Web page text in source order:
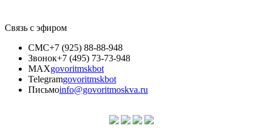
Связь с эфиром
СМС+7 (925) 88-88-948
Звонок+7 (495) 73-73-948
MAXgovoritmskbot
Telegramgovoritmskbot
Письмоinfo@govoritmoskva.ru